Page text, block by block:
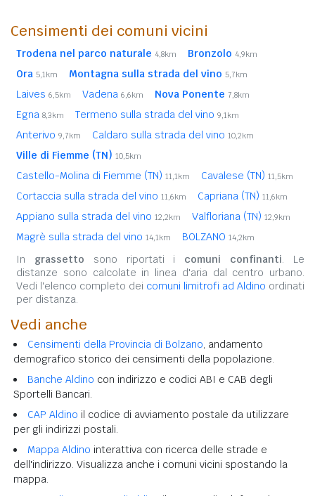
Censimenti dei comuni vicini
Trodena nel parco naturale 4,8km Bronzolo 4,9km
Ora 5,1km Montagna sulla strada del vino 5,7km
Laives 6,5km Vadena 6,6km Nova Ponente 7,8km
Egna 8,3km Termeno sulla strada del vino 9,1km
Anterivo 9,7km Caldaro sulla strada del vino 10,2km
Ville di Fiemme (TN) 10,5km
Castello-Molina di Fiemme (TN) 11,1km Cavalese (TN) 11,5km
Cortaccia sulla strada del vino 11,6km Capriana (TN) 11,6km
Appiano sulla strada del vino 12,2km Valfloriana (TN) 12,9km
Magrè sulla strada del vino 14,1km BOLZANO 14,2km
In grassetto sono riportati i comuni confinanti. Le
distanze sono calcolate in linea d'aria dal centro urbano.
Vedi l'elenco completo dei comuni limitrofi ad Aldino ordinati
per distanza.
Vedi anche
Censimenti della Provincia di Bolzano, andamento
demografico storico dei censimenti della popolazione.
Banche Aldino con indirizzo e codici ABI e CAB degli
Sportelli Bancari.
CAP Aldino il codice di avviamento postale da utilizzare
per gli indirizzi postali.
Mappa Aldino interattiva con ricerca delle strade e
dell'indirizzo. Visualizza anche i comuni vicini spostando la
mappa.